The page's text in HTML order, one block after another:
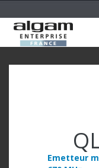
Emetteur